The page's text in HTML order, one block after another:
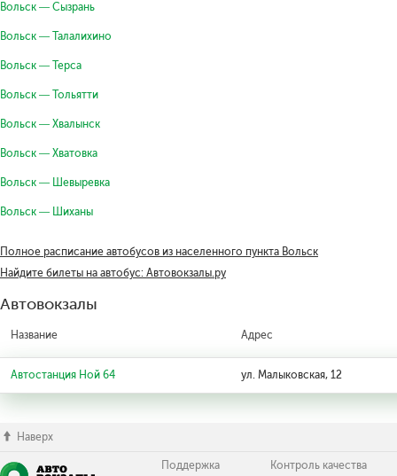
Вольск — Сызрань
Вольск — Талалихино
Вольск — Терса
Вольск — Тольятти
Вольск — Хвалынск
Вольск — Хватовка
Вольск — Шевыревка
Вольск — Шиханы
Полное расписание автобусов из населенного пункта Вольск
Найдите билеты на автобус: Автовокзалы.ру
Автовокзалы
Название Адрес
Автостанция Ной 64 ул. Малыковская, 12
Наверх
Поддержка
Контроль качества